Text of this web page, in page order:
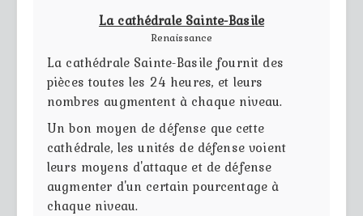
La cathédrale Sainte-Basile
Renaissance
La cathédrale Sainte-Basile fournit des
pièces toutes les 24 heures, et leurs
nombres augmentent à chaque niveau.
Un bon moyen de défense que cette
cathédrale, les unités de défense voient
leurs moyens d'attaque et de défense
augmenter d'un certain pourcentage à
chaque niveau.